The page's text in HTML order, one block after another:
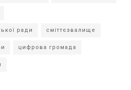
ради сміттєзвалище
цифрова громада